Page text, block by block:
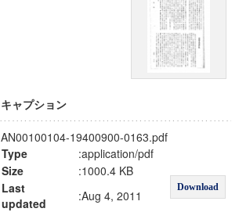
キャプション
AN00100104-19400900-0163.pdf
Type
:application/pdf
Download
Size
:1000.4 KB
Last
updated
:Aug 4, 2011